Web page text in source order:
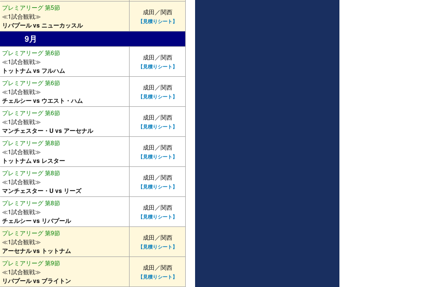
プレミアリーグ 第5節
≪1試合観戦≫
リバプール vs ニューカッスル
成田／関西
【見積りシート】
9月
プレミアリーグ 第6節
≪1試合観戦≫
トットナム vs フルハム
成田／関西
【見積りシート】
プレミアリーグ 第6節
≪1試合観戦≫
チェルシー vs ウエスト・ハム
成田／関西
【見積りシート】
プレミアリーグ 第6節
≪1試合観戦≫
マンチェスター・U vs アーセナル
成田／関西
【見積りシート】
プレミアリーグ 第8節
≪1試合観戦≫
トットナム vs レスター
成田／関西
【見積りシート】
プレミアリーグ 第8節
≪1試合観戦≫
マンチェスター・U vs リーズ
成田／関西
【見積りシート】
プレミアリーグ 第8節
≪1試合観戦≫
チェルシー vs リバプール
成田／関西
【見積りシート】
プレミアリーグ 第9節
≪1試合観戦≫
アーセナル vs トットナム
成田／関西
【見積りシート】
プレミアリーグ 第9節
≪1試合観戦≫
リバプール vs ブライトン
成田／関西
【見積りシート】